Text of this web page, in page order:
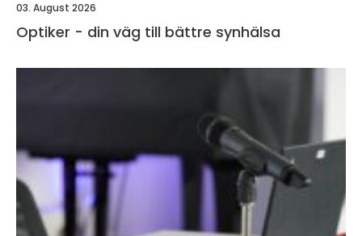
03. August 2026
Optiker - din väg till bättre synhälsa